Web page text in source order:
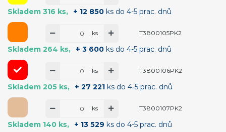
Skladem 316 ks + 12 850 ks do 4-5 prac. dnů
Skladem 264 ks + 3 600 ks do 4-5 prac. dnů
ks T3800105PK2
Skladem 205 ks + 27 221 ks do 4-5 prac. dnů
ks T3800106PK2
Skladem 140 ks + 13 529 ks do 4-5 prac. dnů
ks T3800107PK2